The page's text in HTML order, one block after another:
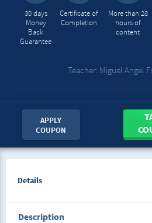
30 days
Money
Back
Guarantee
Certificate of
Completion
More than 28
hours of
content
Teacher: Miguel Angel
APPLY
COUPON
Details
Description